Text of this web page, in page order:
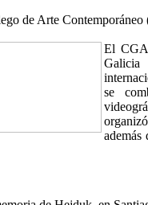
de Arte
El
Galicia
se
además